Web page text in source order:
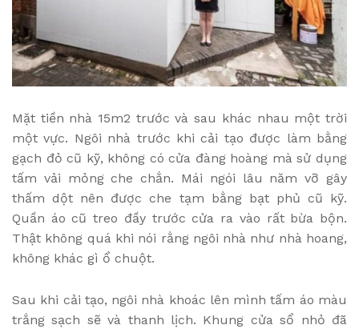
Mặt tiền nhà 15m2 trước và sau khác nhau một trời
một vực. Ngôi nhà trước khi cải tạo được làm bằng
gạch đỏ cũ kỹ, không có cửa đàng hoàng mà sử dụng
tấm vải mỏng che chắn. Mái ngói lâu năm vỡ gây
thấm dột nên được che tạm bằng bạt phủ cũ kỹ.
Quần áo cũ treo đầy trước cửa ra vào rất bừa bộn.
Thật không quá khi nói rằng ngôi nhà như nhà hoang,
không khác gì ổ chuột.
Sau khi cải tạo, ngôi nhà khoác lên mình tấm áo màu
trắng sạch sẽ và thanh lịch. Khung cửa sổ nhỏ đã